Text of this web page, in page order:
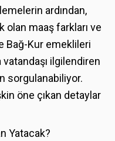
ardından,
olan maaş farkları ve
Bağ-Kur emeklileri
ilgilendiren
sorgulanabiliyor.
öne çıkan detaylar
Yatacak?